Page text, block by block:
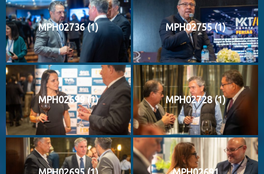
MPH02736 (1) MPH02755 (1)
MPH02699 (1) MPH02728 (1)